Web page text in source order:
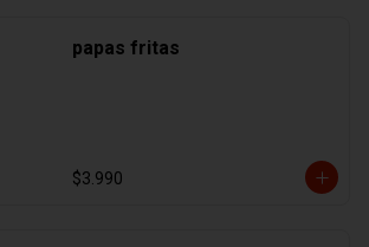
papas fritas
$3.990